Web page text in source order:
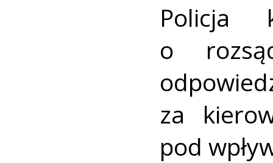
Policja
o
za
pod